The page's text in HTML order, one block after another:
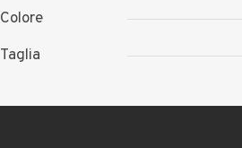
Colore
Taglia